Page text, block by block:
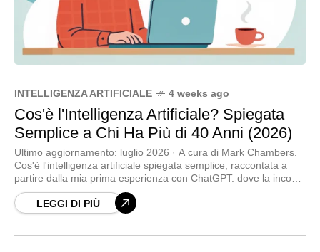
INTELLIGENZA ARTIFICIALE 4 weeks ago
Cos'è l'Intelligenza Artificiale? Spiegata
Semplice a Chi Ha Più di 40 Anni (2026)
Ultimo aggiornamento: luglio 2026 · A cura di Mark Chambers.
Cos'è l'intelligenza artificiale spiegata semplice, raccontata a
partire dalla mia prima esperienza con ChatGPT: dove la incontri
ogni giorno, come iniziare a usarla e cosa sa fare davvero (e
cosa no).LEGGI DI PIÙ